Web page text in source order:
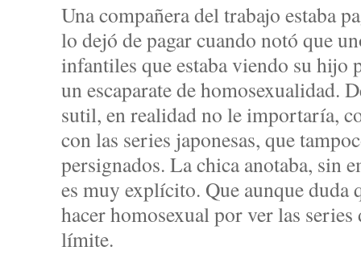
Una compañera del trabajo estaba
lo dejó de pagar cuando notó que
infantiles que estaba viendo su hijo
un escaparate de homosexualidad.
sutil, en realidad no le importaría,
con las series japonesas, que
persignados. La chica anotaba, sin
es muy explícito. Que aunque duda
hacer homosexual por ver las
límite.